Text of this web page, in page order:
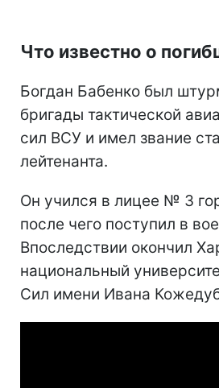
Что известно о
Богдан Бабенко был
бригады тактической
сил ВСУ и имел звание
лейтенанта.
Он учился в лицее № 3
после чего поступил в
Впоследствии окончил
национальный
Сил имени Ивана